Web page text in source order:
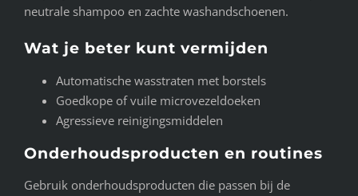
neutrale shampoo en zachte washandschoenen.
Wat je beter kunt vermijden
Automatische wasstraten met borstels
Goedkope of vuile microvezeldoeken
Agressieve reinigingsmiddelen
Onderhoudsproducten en routines
Gebruik onderhoudsproducten die passen bij de